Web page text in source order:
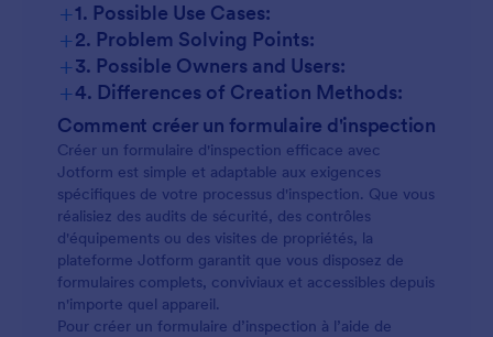
+1. Possible Use Cases:
+2. Problem Solving Points:
+3. Possible Owners and Users:
+4. Differences of Creation Methods:
Inspections de sécurité :
Vérifications de l'équipement :
Visites de propriétés :
Comment créer un formulaire d'inspection
Créer un formulaire d'inspection efficace avec
Jotform est simple et adaptable aux exigences
spécifiques de votre processus d'inspection. Que vous
réalisiez des audits de sécurité, des contrôles
d'équipements ou des visites de propriétés, la
plateforme Jotform garantit que vous disposez de
formulaires complets, conviviaux et accessibles depuis
n'importe quel appareil.
Pour créer un formulaire d’inspection à l’aide de